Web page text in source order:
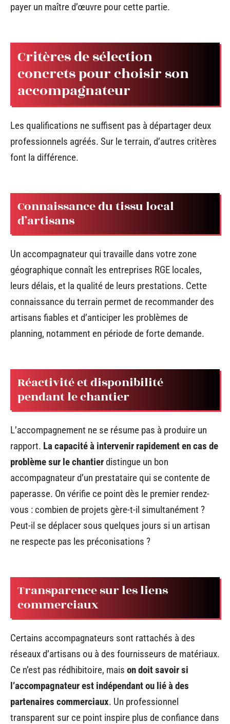
payer un maître d’œuvre pour cette partie.
Critères de sélection
concrets pour choisir son
accompagnateur
Les qualifications ne suffisent pas à départager deux
professionnels agréés. Sur le terrain, d’autres critères
font la différence.
Connaissance du tissu local
d’artisans
Un accompagnateur qui travaille dans votre zone
géographique connaît les entreprises RGE locales,
leurs délais, et la qualité de leurs prestations. Cette
connaissance du terrain permet de recommander des
artisans fiables et d’anticiper les problèmes de
planning, notamment en période de forte demande.
Réactivité et disponibilité
pendant le chantier
L’accompagnement ne se résume pas à produire un
rapport. La capacité à intervenir rapidement en cas de
problème sur le chantierdistingue un bon
accompagnateur d’un prestataire qui se contente de
paperasse. On vérifie ce point dès le premier rendez-
vous : combien de projets gère-t-il simultanément ?
Peut-il se déplacer sous quelques jours si un artisan
ne respecte pas les préconisations ?
Transparence sur les liens
commerciaux
Certains accompagnateurs sont rattachés à des
réseaux d’artisans ou à des fournisseurs de matériaux.
Ce n’est pas rédhibitoire, mais on doit savoir si
l’accompagnateur est indépendant ou lié à des
partenaires commerciaux. Un professionnel
transparent sur ce point inspire plus de confiance dans